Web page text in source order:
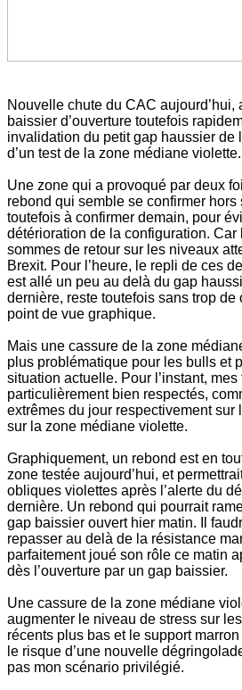
Nouvelle chute du CAC aujourd’hui,
baissier d’ouverture toutefois
invalidation du petit gap haussier de
d’un test de la zone médiane violette.
Une zone qui a provoqué par deux
rebond qui semble se confirmer hors
toutefois à confirmer demain, pour
détérioration de la configuration. Car
sommes de retour sur les niveaux
Brexit. Pour l’heure, le repli de ces
est allé un peu au delà du gap
dernière, reste toutefois sans trop de
point de vue graphique.
Mais une cassure de la zone
plus problématique pour les bulls et
situation actuelle. Pour l’instant, mes
particulièrement bien respectés,
extrêmes du jour respectivement sur
sur la zone médiane violette.
Graphiquement, un rebond est en
zone testée aujourd’hui, et
obliques violettes après l’alerte du
dernière. Un rebond qui pourrait
gap baissier ouvert hier matin. Il
repasser au delà de la résistance
parfaitement joué son rôle ce matin
dès l’ouverture par un gap baissier.
Une cassure de la zone médiane
augmenter le niveau de stress sur
récents plus bas et le support
le risque d’une nouvelle
pas mon scénario privilégié.